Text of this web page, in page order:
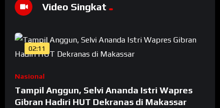
Video Singkat
02:11
Nasional
Tampil Anggun, Selvi Ananda Istri Wapres
Gibran Hadiri HUT Dekranas di Makassar